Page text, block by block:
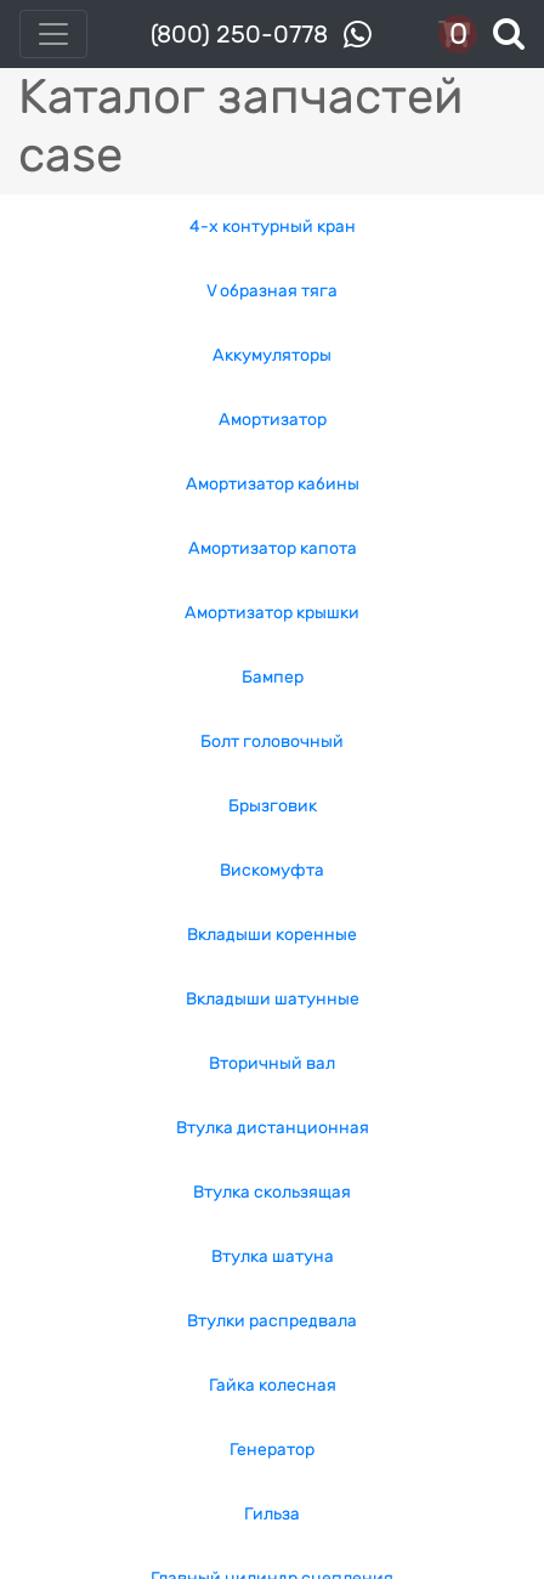
(800) 250-0778 0
Каталог запчастей
case
4-x контурный кран
V образная тяга
Аккумуляторы
Амортизатор
Амортизатор кабины
Амортизатор капота
Амортизатор крышки
Бампер
Болт головочный
Брызговик
Вискомуфта
Вкладыши коренные
Вкладыши шатунные
Вторичный вал
Втулка дистанционная
Втулка скользящая
Втулка шатуна
Втулки распредвала
Гайка колесная
Генератор
Гильза